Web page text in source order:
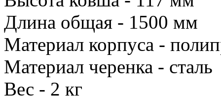
Длина общая - 1500 мм
Материал корпуса -
Материал черенка - сталь
Вес - 2 кг